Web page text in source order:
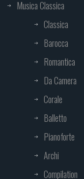
Musica Classica
Classica
Barocca
Romantica
Da Camera
Corale
Balletto
Pianoforte
Archi
Compilation